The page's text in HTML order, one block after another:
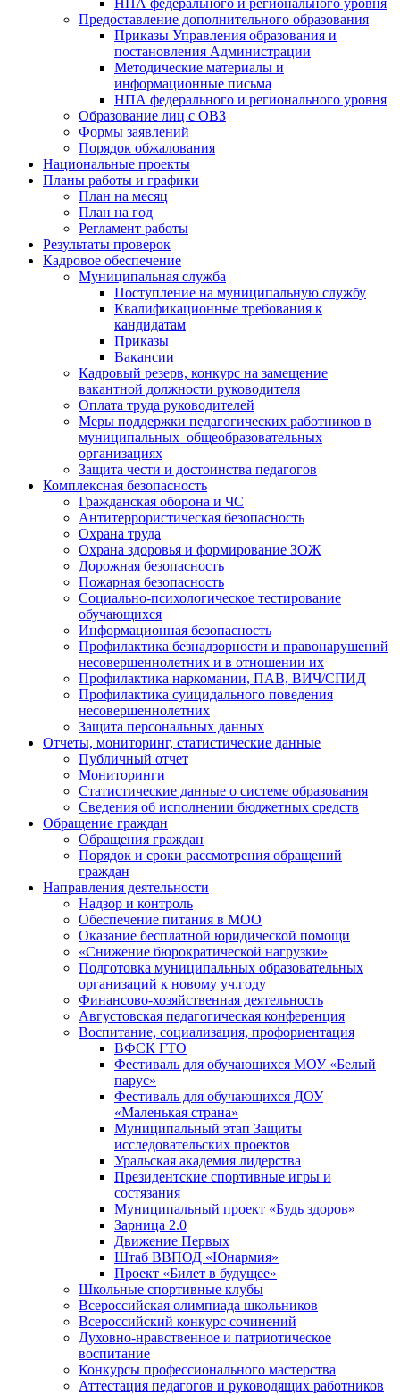
НПА федерального и регионального уровня
Предоставление дополнительного образования
Приказы Управления образования и
постановления Администрации
Методические материалы и
информационные письма
НПА федерального и регионального уровня
Образование лиц с ОВЗ
Формы заявлений
Порядок обжалования
Национальные проекты
Планы работы и графики
План на месяц
План на год
Регламент работы
Результаты проверок
Кадровое обеспечение
Муниципальная служба
Поступление на муниципальную службу
Квалификационные требования к
кандидатам
Приказы
Вакансии
Кадровый резерв, конкурс на замещение
вакантной должности руководителя
Оплата труда руководителей
Меры поддержки педагогических работников в
муниципальных общеобразовательных
организациях
Защита чести и достоинства педагогов
Комплексная безопасность
Гражданская оборона и ЧС
Антитеррористическая безопасность
Охрана труда
Охрана здоровья и формирование ЗОЖ
Дорожная безопасность
Пожарная безопасность
Социально-психологическое тестирование
обучающихся
Информационная безопасность
Профилактика безнадзорности и правонарушений
несовершеннолетних и в отношении их
Профилактика наркомании, ПАВ, ВИЧ/СПИД
Профилактика суицидального поведения
несовершеннолетних
Защита персональных данных
Отчеты, мониторинг, статистические данные
Публичный отчет
Мониторинги
Статистические данные о системе образования
Сведения об исполнении бюджетных средств
Обращение граждан
Обращения граждан
Порядок и сроки рассмотрения обращений
граждан
Направления деятельности
Надзор и контроль
Обеспечение питания в МОО
Оказание бесплатной юридической помощи
«Снижение бюрократической нагрузки»
Подготовка муниципальных образовательных
организаций к новому уч.году
Финансово-хозяйственная деятельность
Августовская педагогическая конференция
Воспитание, социализация, профориентация
ВФСК ГТО
Фестиваль для обучающихся МОУ «Белый
парус»
Фестиваль для обучающихся ДОУ
«Маленькая страна»
Муниципальный этап Защиты
исследовательских проектов
Уральская академия лидерства
Президентские спортивные игры и
состязания
Муниципальный проект «Будь здоров»
Зарница 2.0
Движение Первых
Штаб ВВПОД «Юнармия»
Проект «Билет в будущее»
Школьные спортивные клубы
Всероссийская олимпиада школьников
Всероссийский конкурс сочинений
Духовно-нравственное и патриотическое
воспитание
Конкурсы профессионального мастерства
Аттестация педагогов и руководящих работников